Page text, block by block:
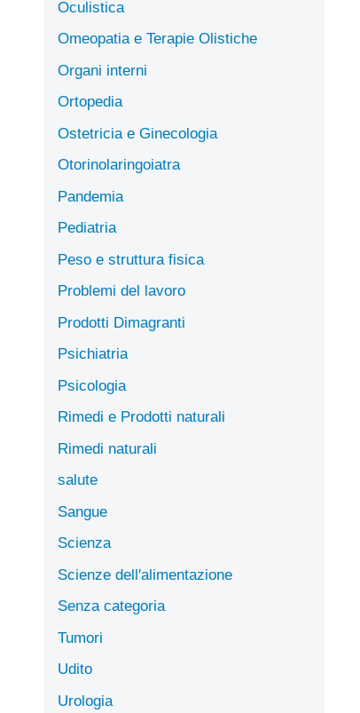
Oculistica
Omeopatia e Terapie Olistiche
Organi interni
Ortopedia
Ostetricia e Ginecologia
Otorinolaringoiatra
Pandemia
Pediatria
Peso e struttura fisica
Problemi del lavoro
Prodotti Dimagranti
Psichiatria
Psicologia
Rimedi e Prodotti naturali
Rimedi naturali
salute
Sangue
Scienza
Scienze dell'alimentazione
Senza categoria
Tumori
Udito
Urologia